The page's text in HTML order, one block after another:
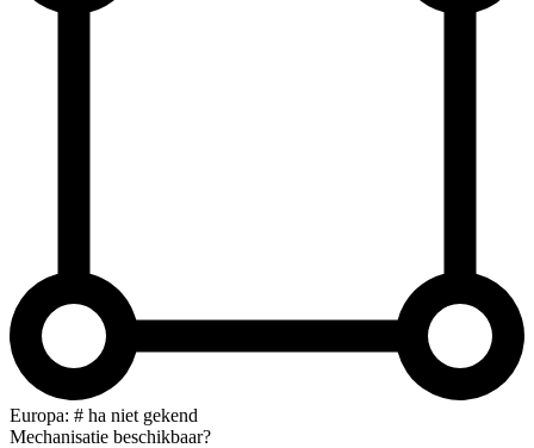
Europa: # ha niet gekend
Mechanisatie beschikbaar?